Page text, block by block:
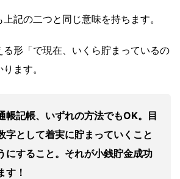
記の二つと同じ意味を持ちます。
形「で現在、いくら貯まっているの
ます。
帳記帳、いずれの方法でもOK。目
字として着実に貯まっていくこと
にすること。それが小銭貯金成功
す！